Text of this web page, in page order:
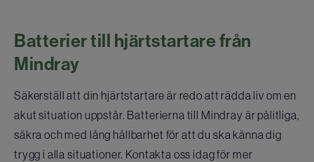
Batterier till hjärtstartare från
Mindray
Säkerställ att din hjärtstartare är redo att rädda liv om en
akut situation uppstår. Batterierna till Mindray är pålitliga,
säkra och med lång hållbarhet för att du ska känna dig
trygg i alla situationer. Kontakta oss idag för mer